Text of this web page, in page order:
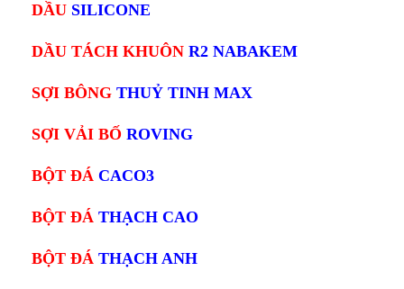
DẦU SILICONE
DẦU TÁCH KHUÔN R2 NABAKEM
SỢI BÔNG THUỶ TINH MAX
SỢI VẢI BỐ ROVING
BỘT ĐÁ CACO3
BỘT ĐÁ THẠCH CAO
BỘT ĐÁ THẠCH ANH